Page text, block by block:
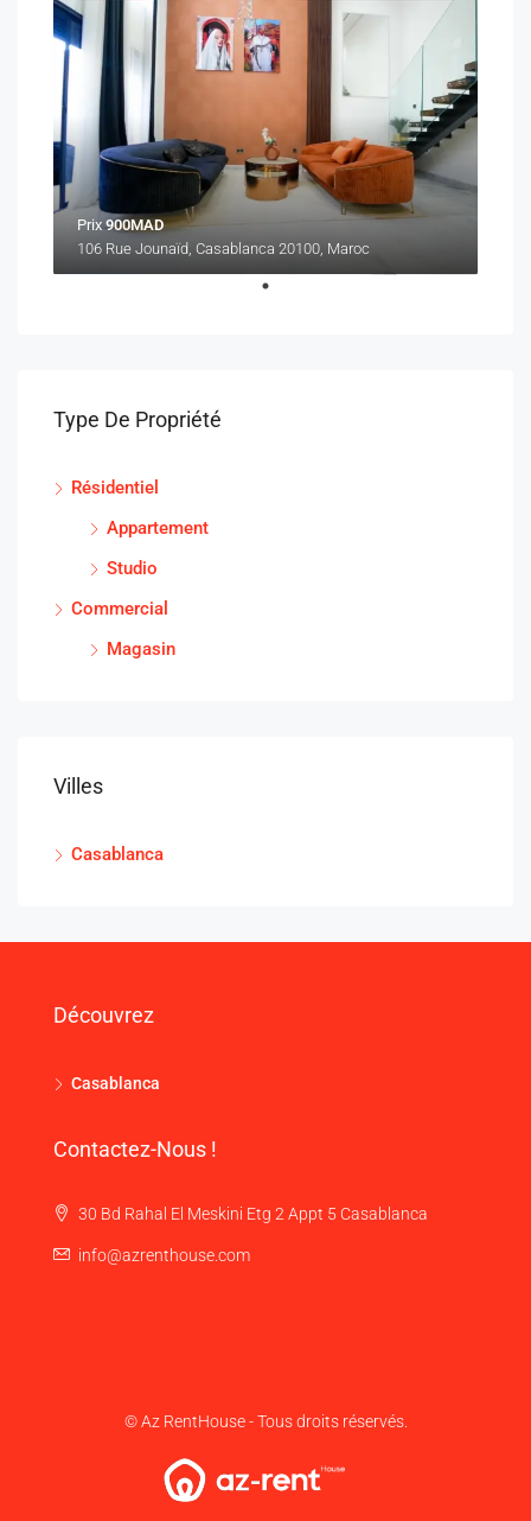
Prix900MAD
106 Rue Jounaïd, Casablanca 20100, Maroc
Type De Propriété
Résidentiel
Appartement
Studio
Commercial
Magasin
Villes
Casablanca
Découvrez
Casablanca
Contactez-Nous !
30 Bd Rahal El Meskini Etg 2 Appt 5 Casablanca
info@azrenthouse.com
© Az RentHouse - Tous droits réservés.